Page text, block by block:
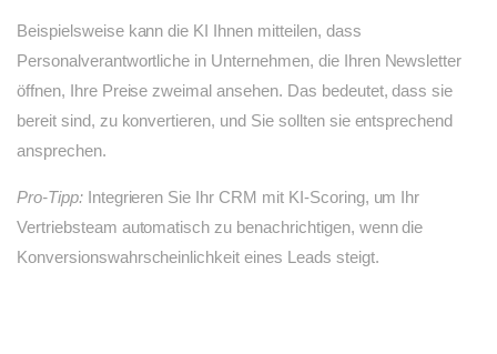
Beispielsweise kann die KI Ihnen mitteilen, dass
Personalverantwortliche in Unternehmen, die Ihren Newsletter
öffnen, Ihre Preise zweimal ansehen. Das bedeutet, dass sie
bereit sind, zu konvertieren, und Sie sollten sie entsprechend
ansprechen.
Pro-Tipp: Integrieren Sie Ihr CRM mit KI-Scoring, um Ihr
Vertriebsteam automatisch zu benachrichtigen, wenn die
Konversionswahrscheinlichkeit eines Leads steigt.